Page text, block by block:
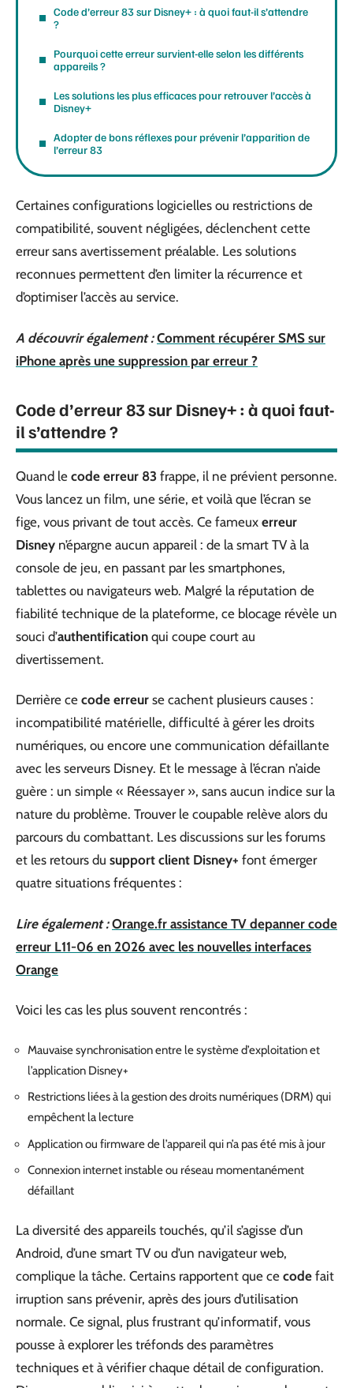
Code d’erreur 83 sur Disney+ : à quoi faut-il s’attendre
?
Pourquoi cette erreur survient-elle selon les différents
appareils ?
Les solutions les plus efficaces pour retrouver l’accès à
Disney+
Adopter de bons réflexes pour prévenir l’apparition de
l’erreur 83
Certaines configurations logicielles ou restrictions de
compatibilité, souvent négligées, déclenchent cette
erreur sans avertissement préalable. Les solutions
reconnues permettent d’en limiter la récurrence et
d’optimiser l’accès au service.
A découvrir également : Comment récupérer SMS sur
iPhone après une suppression par erreur ?
Code d’erreur 83 sur Disney+ : à quoi faut-
il s’attendre ?
Quand le code erreur 83 frappe, il ne prévient personne.
Vous lancez un film, une série, et voilà que l’écran se
fige, vous privant de tout accès. Ce fameux erreur
Disney n’épargne aucun appareil : de la smart TV à la
console de jeu, en passant par les smartphones,
tablettes ou navigateurs web. Malgré la réputation de
fiabilité technique de la plateforme, ce blocage révèle un
souci d’authentification qui coupe court au
divertissement.
Derrière ce code erreur se cachent plusieurs causes :
incompatibilité matérielle, difficulté à gérer les droits
numériques, ou encore une communication défaillante
avec les serveurs Disney. Et le message à l’écran n’aide
guère : un simple « Réessayer », sans aucun indice sur la
nature du problème. Trouver le coupable relève alors du
parcours du combattant. Les discussions sur les forums
et les retours du support client Disney+ font émerger
quatre situations fréquentes :
Lire également : Orange.fr assistance TV depanner code
erreur L11-06 en 2026 avec les nouvelles interfaces
Orange
Voici les cas les plus souvent rencontrés :
Mauvaise synchronisation entre le système d’exploitation et
l’application Disney+
Restrictions liées à la gestion des droits numériques (DRM) qui
empêchent la lecture
Application ou firmware de l’appareil qui n’a pas été mis à jour
Connexion internet instable ou réseau momentanément
défaillant
La diversité des appareils touchés, qu’il s’agisse d’un
Android, d’une smart TV ou d’un navigateur web,
complique la tâche. Certains rapportent que ce code fait
irruption sans prévenir, après des jours d’utilisation
normale. Ce signal, plus frustrant qu’informatif, vous
pousse à explorer les tréfonds des paramètres
techniques et à vérifier chaque détail de configuration.